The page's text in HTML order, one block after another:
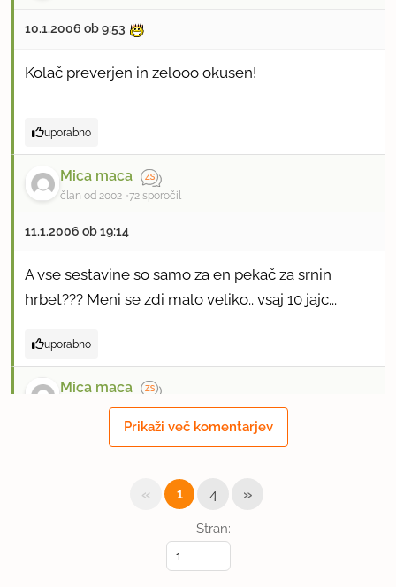
10.1.2006 ob 9:53
Kolač preverjen in zelooo okusen!
uporabno
Mica maca
član od 2002 72 sporočil
11.1.2006 ob 19:14
A vse sestavine so samo za en pekač za srnin
hrbet??? Meni se zdi malo veliko.. vsaj 10 jajc...
uporabno
Mica maca
član od 2002 72 sporočil
11.1.2006 ob 19:16
se opravičujem.. sem šele zdaj videla, da je za 2
Prikaži več komentarjev
Stran:
« 1 4 »